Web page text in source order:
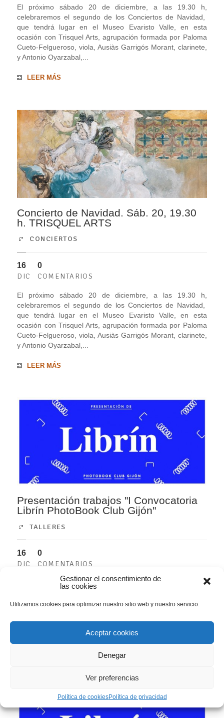
Gestionar el consentimiento de
las cookies
Utilizamos cookies para optimizar nuestro sitio web y nuestro servicio.
Aceptar cookies
Denegar
Ver preferencias
Política de cookiesPolítica de privacidad
El próximo sábado 20 de diciembre, a las 19.30 h,
celebraremos el segundo de los Conciertos de Navidad,
que tendrá lugar en el Museo Evaristo Valle, en esta
ocasión con Trisquel Arts, agrupación formada por Paloma
Cueto-Felgueroso, viola, Ausiàs Garrigós Morant, clarinete,
y Antonio Oyarzabal,...
LEER MÁS
Concierto de Navidad. Sáb. 20, 19.30
h. TRISQUEL ARTS
CONCIERTOS
16
DIC
0
COMENTARIOS
El próximo sábado 20 de diciembre, a las 19.30 h,
celebraremos el segundo de los Conciertos de Navidad,
que tendrá lugar en el Museo Evaristo Valle, en esta
ocasión con Trisquel Arts, agrupación formada por Paloma
Cueto-Felgueroso, viola, Ausiàs Garrigós Morant, clarinete,
y Antonio Oyarzabal,...
LEER MÁS
Presentación trabajos "I Convocatoria
Librín PhotoBook Club Gijón"
TALLERES
16
DIC
0
COMENTARIOS
El próximo domingo, 21 de diciembre de 2014, a las 12.00
de los trabajos resultantes de la I Convocatoria Librín
ocasión de hacer una presentación de sus trabajos. En